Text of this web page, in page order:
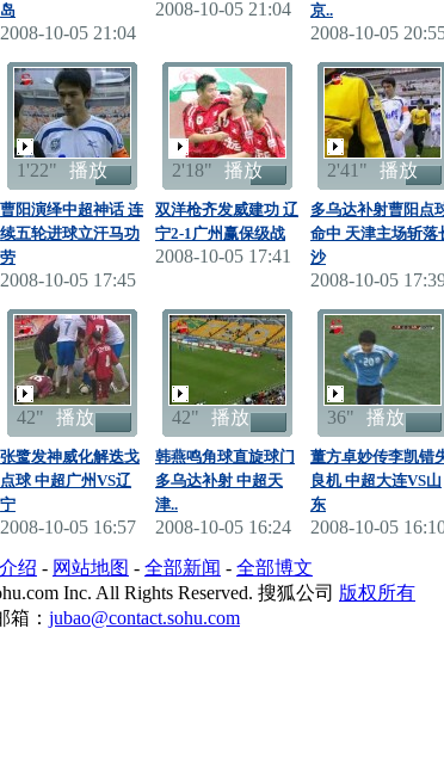
岛
2008-10-05 21:04
2008-10-05 21:04
京..
2008-10-05
1'22" 播放
曹阳演绎中超神话 连
续五轮进球立汗马功
劳
2008-10-05 17:45
2'18" 播放
双洋枪齐发威建功 辽
宁2-1广州赢保级战
2008-10-05 17:41
2'41" 播放
多乌达补射曹阳点
命中 天津主场斩落
沙
2008-10-05
42" 播放
张鹭发神威化解迭戈
点球 中超广州VS辽
宁
2008-10-05 16:57
42" 播放
韩燕鸣角球直旋球门
多乌达补射 中超天
津..
2008-10-05 16:24
36" 播放
董方卓妙传李凯错
良机 中超大连VS山
东
2008-10-05
绍 - 网站地图 - 全部新闻 - 全部博文
Inc. All Rights Reserved. 搜狐公司 版权所有
箱： jubao@contact.sohu.com